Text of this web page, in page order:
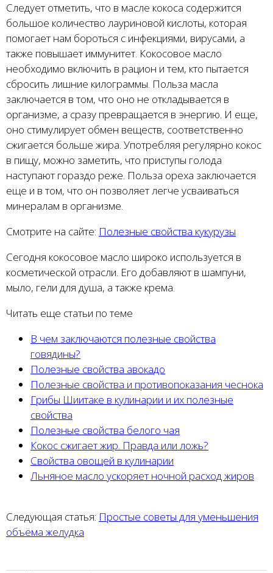
Следует отметить, что в масле кокоса содержится
большое количество лауриновой кислоты, которая
помогает нам бороться с инфекциями, вирусами, а
также повышает иммунитет. Кокосовое масло
необходимо включить в рацион и тем, кто пытается
сбросить лишние килограммы. Польза масла
заключается в том, что оно не откладывается в
организме, а сразу превращается в энергию. И еще,
оно стимулирует обмен веществ, соответственно
сжигается больше жира. Употребляя регулярно кокос
в пищу, можно заметить, что приступы голода
наступают гораздо реже. Польза ореха заключается
еще и в том, что он позволяет легче усваиваться
минералам в организме.
Смотрите на сайте: Полезные свойства кукурузы
Сегодня кокосовое масло широко используется в
косметической отрасли. Его добавляют в шампуни,
мыло, гели для душа, а также крема.
Читать еще статьи по теме
В чем заключаются полезные свойства
говядины?
Полезные свойства авокадо
Полезные свойства и противопоказания чеснока
Грибы Шиитаке в кулинарии и их полезные
свойства
Полезные свойства белого чая
Кокос сжигает жир. Правда или ложь?
Свойства овощей в кулинарии
Льняное масло ускоряет ночной расход жиров
Следующая статья: Простые советы для уменьшения
объёма желудка